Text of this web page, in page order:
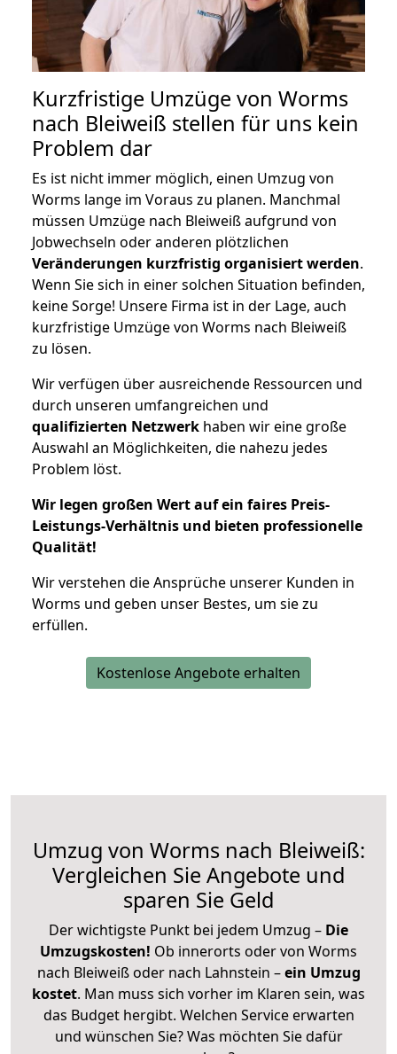
Kurzfristige Umzüge von Worms
nach Bleiweiß stellen für uns kein
Problem dar
Es ist nicht immer möglich, einen Umzug von
Worms lange im Voraus zu planen. Manchmal
müssen Umzüge nach Bleiweiß aufgrund von
Jobwechseln oder anderen plötzlichen
Veränderungen kurzfristig organisiert werden.
Wenn Sie sich in einer solchen Situation befinden,
keine Sorge! Unsere Firma ist in der Lage, auch
kurzfristige Umzüge von Worms nach Bleiweiß
zu lösen.
Wir verfügen über ausreichende Ressourcen und
durch unseren umfangreichen und
qualifizierten Netzwerk haben wir eine große
Auswahl an Möglichkeiten, die nahezu jedes
Problem löst.
Wir legen großen Wert auf ein faires Preis-
Leistungs-Verhältnis und bieten professionelle
Qualität!
Wir verstehen die Ansprüche unserer Kunden in
Worms und geben unser Bestes, um sie zu
erfüllen.
Kostenlose Angebote erhalten
Umzug von Worms nach Bleiweiß:
Vergleichen Sie Angebote und
sparen Sie Geld
Der wichtigste Punkt bei jedem Umzug – Die
Umzugskosten! Ob innerorts oder von Worms
nach Bleiweiß oder nach Lahnstein –ein Umzug
kostet. Man muss sich vorher im Klaren sein, was
das Budget hergibt. Welchen Service erwarten
und wünschen Sie? Was möchten Sie dafür